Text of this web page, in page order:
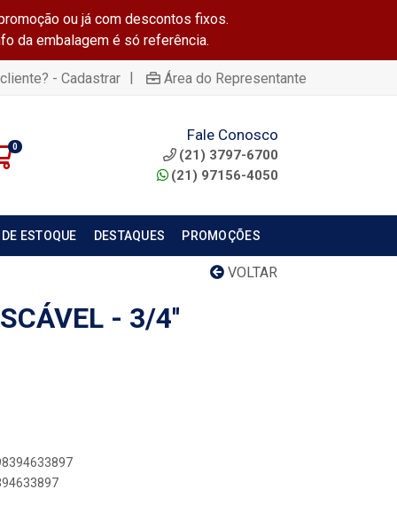
ou já com descontos fixos.
da embalagem é só referência.
- Cadastrar | Área do Representante
0
Fale Conosco
(21) 3797-6700
(21) 97156-4050
ESTOQUE DESTAQUES PROMOÇÕES
VOLTAR
- 3/4''